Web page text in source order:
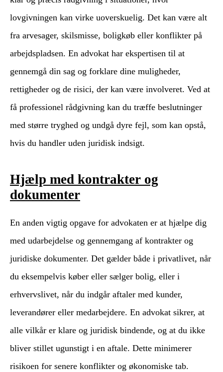
lovgivningen kan virke uoverskuelig. Det kan være alt
fra arvesager, skilsmisse, boligkøb eller konflikter på
arbejdspladsen. En advokat har ekspertisen til at
gennemgå din sag og forklare dine muligheder,
rettigheder og de risici, der kan være involveret. Ved at
få professionel rådgivning kan du træffe beslutninger
med større tryghed og undgå dyre fejl, som kan opstå,
hvis du handler uden juridisk indsigt.
Hjælp med kontrakter og
dokumenter
En anden vigtig opgave for advokaten er at hjælpe dig
med udarbejdelse og gennemgang af kontrakter og
juridiske dokumenter. Det gælder både i privatlivet, når
du eksempelvis køber eller sælger bolig, eller i
erhvervslivet, når du indgår aftaler med kunder,
leverandører eller medarbejdere. En advokat sikrer, at
alle vilkår er klare og juridisk bindende, og at du ikke
bliver stillet ugunstigt i en aftale. Dette minimerer
risikoen for senere konflikter og økonomiske tab.